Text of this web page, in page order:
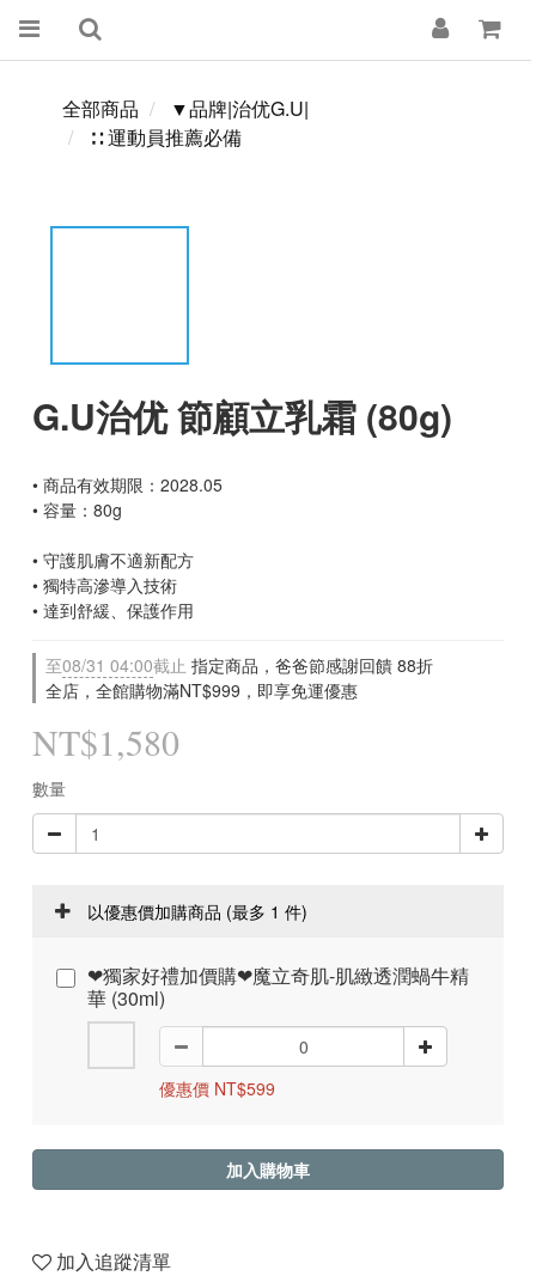
全部商品
▼品牌|治优G.U|
∷ 運動員推薦必備
G.U治优 節顧立乳霜 (80g)
• 商品有效期限：2028.05
• 容量：80g
• 守護肌膚不適新配方
• 獨特高滲導入技術
• 達到舒緩、保護作用
至08/31 04:00截止 指定商品，爸爸節感謝回饋 88折
全店，全館購物滿NT$999，即享免運優惠
NT$1,580
數量
以優惠價加購商品 (最多 1 件)
❤獨家好禮加價購❤魔立奇肌-肌緻透潤蝸牛精
華 (30ml)
優惠價 NT$599
加入購物車
加入追蹤清單